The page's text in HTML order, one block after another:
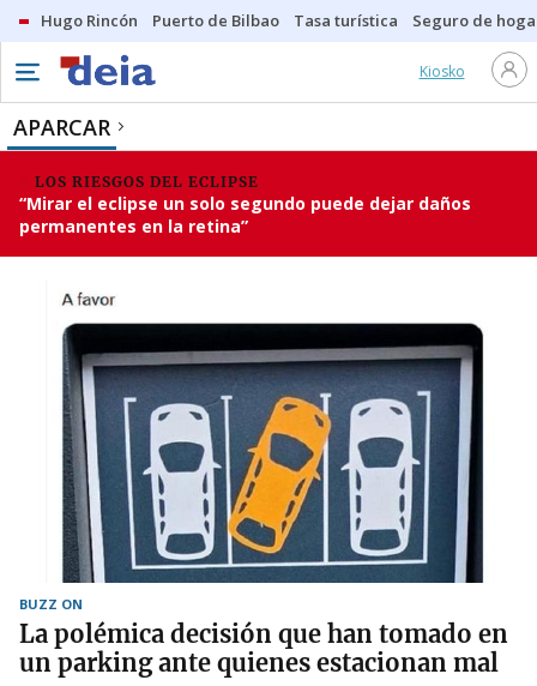
Hugo Rincón Puerto de Bilbao Tasa turística Seguro de
Kiosko
APARCAR
LOS RIESGOS DEL ECLIPSE
“Mirar el eclipse un solo segundo puede dejar daños
permanentes en la retina”
BUZZ ON
La polémica decisión que han tomado en
un parking ante quienes estacionan mal